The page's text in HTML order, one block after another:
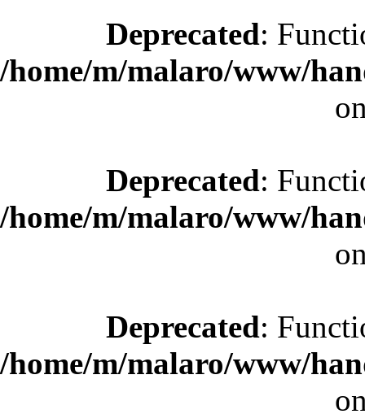
Deprecated:
/home/m/malaro/www/
Deprecated:
/home/m/malaro/www/
Deprecated:
/home/m/malaro/www/